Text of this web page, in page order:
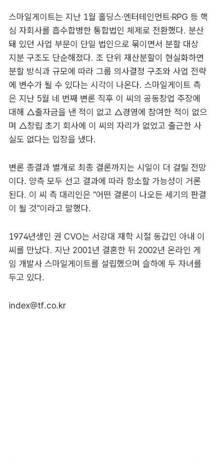
스마일게이트는 지난 1월 홀딩스·엔터테인먼트·RPG 등 핵
심 자회사를 흡수합병한 통합법인 체제로 전환했다. 분산
돼 있던 사업 부문이 단일 법인으로 묶이면서 분할 대상
지분 구조도 단순해졌다. 조 단위 재산분할이 현실화하면
분할 방식과 규모에 따라 그룹 의사결정 구조와 사업 전략
에 변수가 될 수 있다는 시각이 나온다. 스마일게이트 측
은 지난 5월 네 번째 변론 직후 이 씨의 공동창업 주장에
대해 △출자금을 낸 적이 없고 △경영에 참여한 적이 없으
며 △창립 초기 회사에 이 씨의 자리가 없었고 출근한 사
실도 없다는 입장을 냈다.
변론 종결과 별개로 최종 결론까지는 시일이 더 걸릴 전망
이다. 양측 모두 선고 결과에 따라 항소할 가능성이 거론
된다. 이 씨 측 대리인은 "어떤 결론이 나오든 세기의 판결
이 될 것"이라고 말했다.
1974년생인 권 CVO는 서강대 재학 시절 동갑인 아내 이
씨를 만났다. 지난 2001년 결혼한 뒤 2002년 온라인 게
임 개발사 스마일게이트를 설립했으며 슬하에 두 자녀를
두고 있다.
index@tf.co.kr